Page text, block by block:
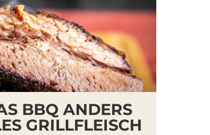
BBQ ANDERS
GRILLFLEISCH